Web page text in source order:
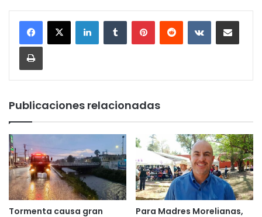
LinkedInTumblr PinterestReddit VKontakteCompartir por
Imprimir
Publicaciones relacionadas
Tormenta causa gran
Para Madres Morelianas,